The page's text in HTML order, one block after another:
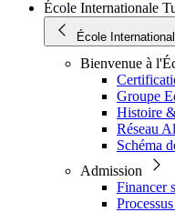
École Internationale
École
Bienvenue à
Groupe
Histoire
Réseau
Schéma
Admission
Financer